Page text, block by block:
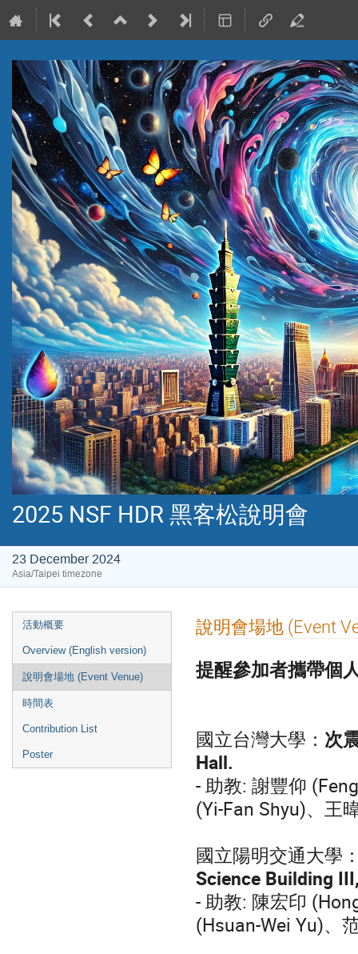
2025 NSF HDR 黑客松說明會
23 December 2024
Asia/Taipei timezone
Event
menu
活動概要
Overview (English version)
說明會場地 (Event Venue)
時間表
Contribution List
Poster
說明會場地 (Event
提醒參加者攜帶個
國立台灣大學： 次
Hall.
- 助教: 謝豐仰
(Yi-Fan Shyu)、王
國立陽明交通大學
Science Building
- 助教: 陳宏印
(Hsuan-Wei Yu)、